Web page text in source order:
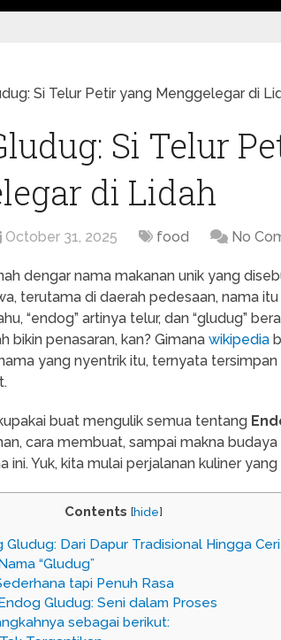
Si Telur Petir yang Menggelegar di
Si Telur
di Lidah
October 31, 2025 food No
dengar nama makanan unik yang
terutama di daerah pedesaan, nama
“endog” artinya telur, dan “gludug”
bikin penasaran, kan? Gimana wikipedia
yang nyentrik itu, ternyata tersimpan
buat mengulik semua tentang
cara membuat, sampai makna
ini. Yuk, kita mulai perjalanan kuliner yang
Contents [hide]
Gludug: Dari Dapur Tradisional Hingga
“Gludug”
tapi Penuh Rasa
Gludug: Seni dalam Proses
sebagai berikut: